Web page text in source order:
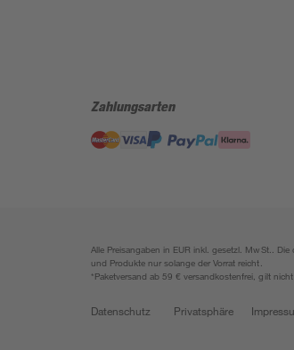
Zahlungsarten
Alle Preisangaben in EUR inkl. gesetzl. MwSt..
und Produkte nur solange der Vorrat reicht.
*Paketversand ab 59 € versandkostenfrei, gilt
Datenschutz Privatsphäre